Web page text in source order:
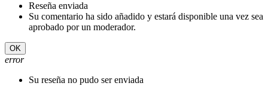
Reseña enviada
Su comentario ha sido añadido y estará disponible una vez sea
aprobado por un moderador.
OK
error
Su reseña no pudo ser enviada